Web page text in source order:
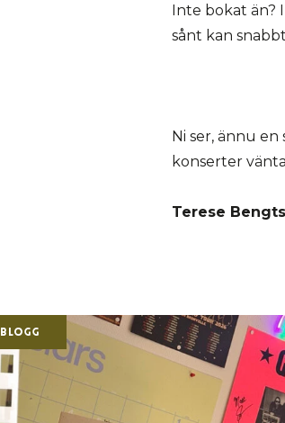
Inte bokat än?
sånt kan
Ni ser, ännu
konserter
Terese
Blogg